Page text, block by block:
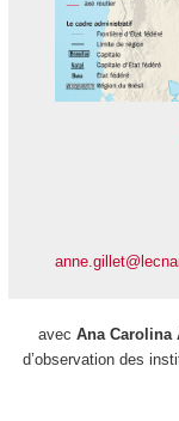
avec Ana Carolina
d’observation des